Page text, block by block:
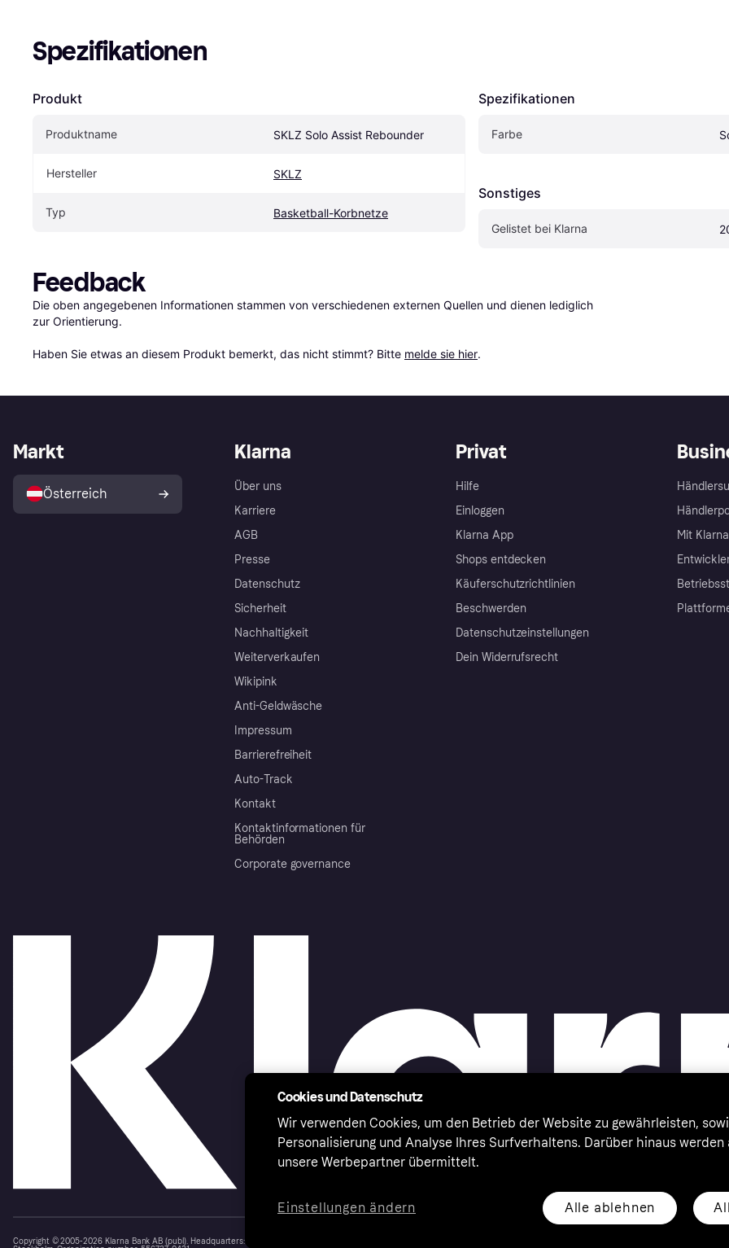
Spezifikationen
Produkt
Produktname SKLZ Solo Assist Rebounder
Hersteller SKLZ
Typ Basketball-Korbnetze
Spezifikationen
Farbe
Sonstiges
Gelistet bei Klarna
Feedback
Die oben angegebenen Informationen stammen von verschiedenen externen Quellen und dienen lediglich
zur Orientierung.
Haben Sie etwas an diesem Produkt bemerkt, das nicht stimmt? Bitte melde sie hier.
Klarna
Über uns
Karriere
AGB
Presse
Datenschutz
Sicherheit
Nachhaltigkeit
Weiterverkaufen
Wikipink
Anti-Geldwäsche
Impressum
Barrierefreiheit
Auto-Track
Kontakt
Kontaktinformationen für
Behörden
Corporate governance
Privat
Hilfe
Einloggen
Klarna App
Shops entdecken
Käuferschutzrichtlinien
Beschwerden
Datenschutzeinstellungen
Dein Widerrufsrecht
Mit
Markt
Österreich
Copyright © 2005-2026 Klarna Bank AB (publ). Headquarters: Stockholm, Sweden. All rights reserved. Klarna Bank AB (publ). Sveavägen 46, 111 34
Cookies und Datenschutz
Wir verwenden Cookies, um den Betrieb der Website zu gewährleisten,
Personalisierung und Analyse Ihres Surfverhaltens. Darüber hinaus werden
unsere Werbepartner übermittelt.
Alle ablehnen
Einstellungen ändern